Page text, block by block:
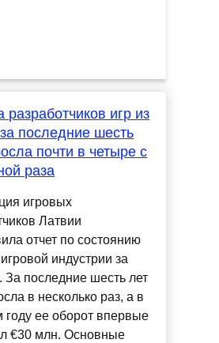
разработчиков игр из
последние шесть
почти в четыре с
раза
игровых
Латвии
отчет по состоянию
индустрии за
За последние шесть лет
в несколько раз, а в
ее оборот впервые
€30 млн. Основные